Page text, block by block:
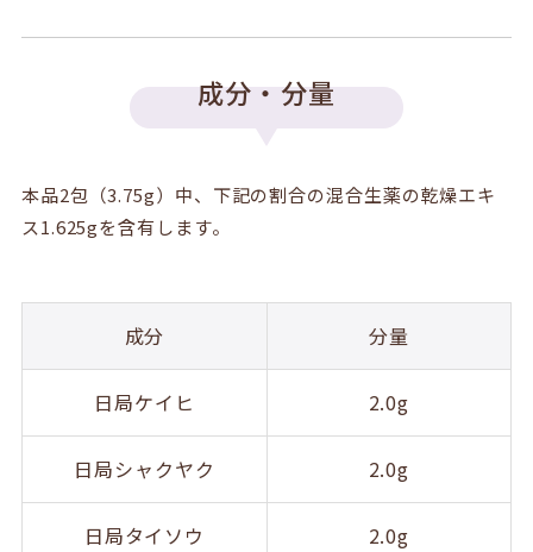
成分・分量
本品2包（3.75g）中、下記の割合の混合生薬の乾燥エキ
ス1.625gを含有します。
成分 分量
日局ケイヒ 2.0g
日局シャクヤク 2.0g
日局タイソウ 2.0g